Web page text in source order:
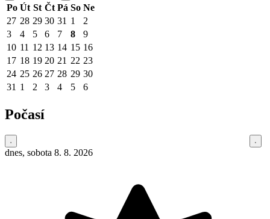
Po Út St Čt Pá So Ne
27 28 29 30 31 1
2
3
4 5 6 7 8
9
10 11 12 13 14 15 16
17 18 19 20 21 22 23
24 25 26 27 28 29 30
31 1 2 3 4 5 6
Počasí
dnes, sobota 8. 8. 2026